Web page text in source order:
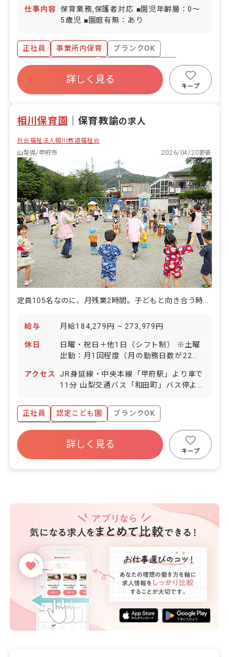
仕事内容 保育業務,保護者対応 ■園児年齢層：0～
5歳児 ■園庭有無：あり
正社員 事業所内保育
ブランクOK
ボーナス・賞与あり
年間休日120日以上
社会保険完備
有給
福利厚生充実
詳しく見る
キープ
相川保育園 保育教諭の求人
社会福祉法人相川教道福祉会
山梨県/甲府市
2026/04/20更新
給与 月給184,279円 ~ 273,979円
休日
日曜・祝日＋他1日（シフト制） ※土曜
出勤：月1回程度（月の勤務日数が22日
前産後・育児休暇（取得実績あり：取得
率100％、復帰率100％） 介護・看護休
アクセス
JR身延線・中央本線「甲府駅」より車で
11分 山梨交通バス「和田町」バス停よ
車通勤可（駐車場あり・月1,000円／駐
輪場無料）
正社員 認定こども園
ブランクOK
ボーナス・賞与あり
寮・住宅・家賃補助あり
社会保険完備
詳しく見る
キープ